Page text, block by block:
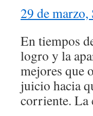
29 de marzo,
En tiempos
logro y la
mejores que
juicio hacia
corriente. La